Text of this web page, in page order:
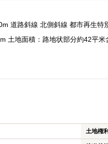
道路斜線 北側斜線 都市再生
土地面積：路地状部分約42平
土地権利